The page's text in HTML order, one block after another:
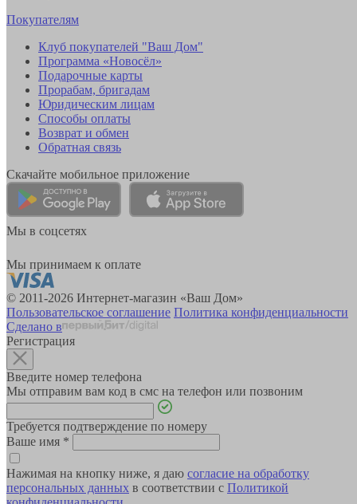
Покупателям
Клуб покупателей "Ваш Дом"
Программа «Новосёл»
Подарочные карты
Прорабам, бригадам
Юридическим лицам
Способы оплаты
Возврат и обмен
Обратная связь
Скачайте мобильное приложение
Мы в соцсетях
Мы принимаем к оплате
© 2011-2026 Интернет-магазин «Ваш Дом»
Пользовательское соглашение Политика конфиденциальности
Сделано в
Регистрация
Введите номер телефона
Мы отправим вам код в смс на телефон или позвоним
Требуется подтверждение по номеру
Ваше имя *
Нажимая на кнопку ниже, я даю согласие на обработку
персональных данных в соответствии с Политикой